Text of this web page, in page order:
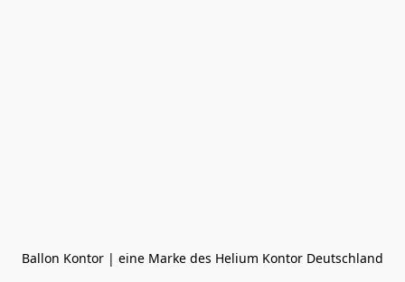
Ballon Kontor | eine Marke des Helium Kontor Deutschland